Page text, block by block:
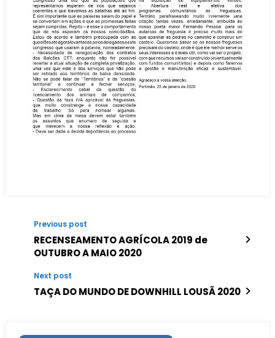
Previous post
RECENSEAMENTO AGRÍCOLA 2019 de
OUTUBRO A MAIO 2020
Next post
TAÇA DO MUNDO DE DOWNHILL LOUSÃ 2020